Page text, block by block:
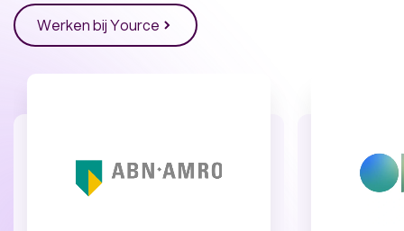
Werken bij Yource